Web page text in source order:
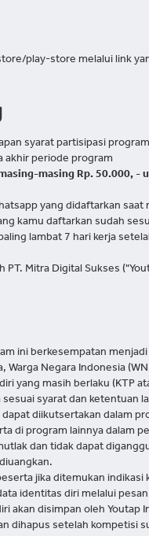
play-store melalui link
syarat partisipasi program
akhir periode program
masing Rp. 50.000, -
yang didaftarkan saat
kamu daftarkan sudah
lambat 7 hari kerja
PT. Mitra Digital Sukses
ini berkesempatan
Negara Indonesia
yang masih berlaku (KTP
syarat dan ketentuan
diikutsertakan dalam
di program lainnya dalam
dan tidak dapat
jika ditemukan indikasi
identitas diri melalui
akan disimpan oleh Youtap
dihapus setelah kompetisi